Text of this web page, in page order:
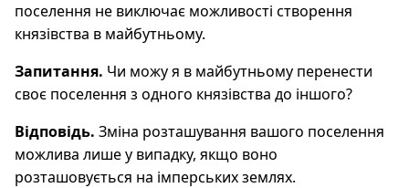
поселення не виключає можливості створення
князівства в майбутньому.
Запитання. Чи можу я в майбутньому перенести
своє поселення з одного князівства до іншого?
Відповідь. Зміна розташування вашого поселення
можлива лише у випадку, якщо воно
розташовується на імперських землях.